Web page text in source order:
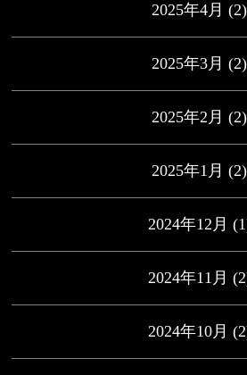
2025年4月 (2)
2025年3月 (2)
2025年2月 (2)
2025年1月 (2)
2024年12月
2024年11月
2024年10月